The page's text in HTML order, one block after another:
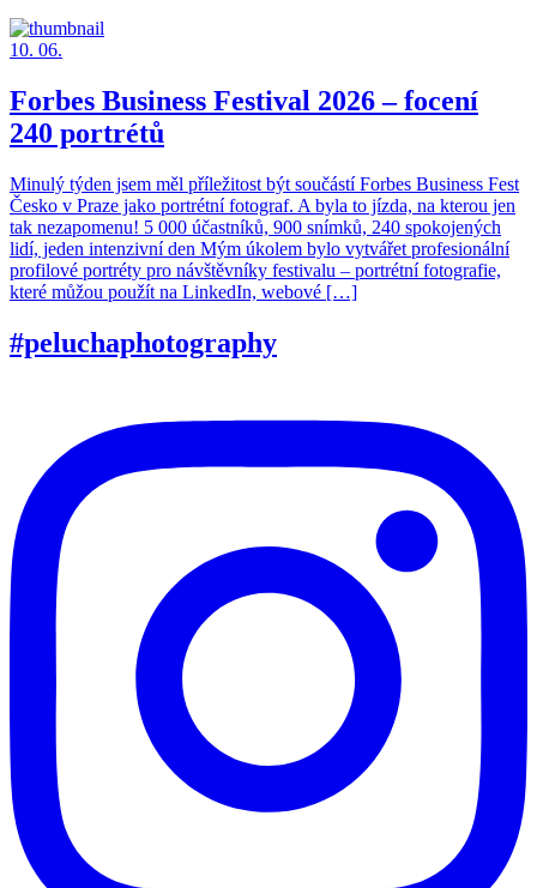
10. 06.
Forbes Business Festival 2026 – focení
240 portrétů
Minulý týden jsem měl příležitost být součástí Forbes Business Fest
Česko v Praze jako portrétní fotograf. A byla to jízda, na kterou jen
tak nezapomenu! 5 000 účastníků, 900 snímků, 240 spokojených
lidí, jeden intenzivní den Mým úkolem bylo vytvářet profesionální
profilové portréty pro návštěvníky festivalu – portrétní fotografie,
které můžou použít na LinkedIn, webové […]
#peluchaphotography